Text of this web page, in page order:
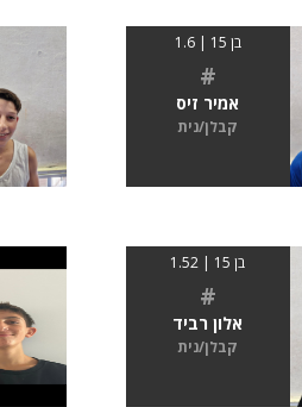
בן 15 | 1.6
#
אמיר זיס
קבלן/נית
בן 15 | 1.52
#
אלון רביד
קבלן/נית